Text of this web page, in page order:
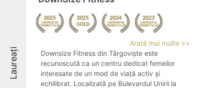
Laureați
Arată mai multe >>
Downsize Fitness din Târgoviște este
recunoscută ca un centru dedicat femeilor
interesate de un mod de viață activ și
echilibrat. Localizată pe Bulevardul Unirii la